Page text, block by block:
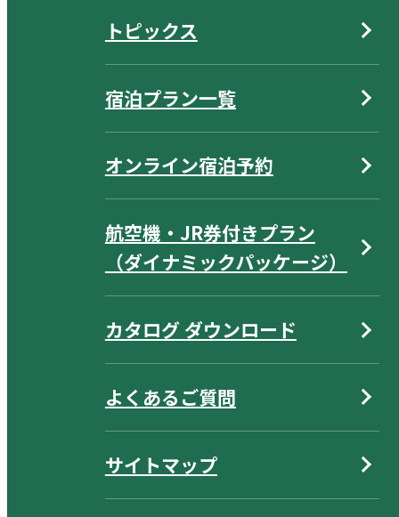
トピックス
宿泊プラン一覧
オンライン宿泊予約
航空機・JR券付きプラン
（ダイナミックパッケージ）
カタログ ダウンロード
よくあるご質問
サイトマップ